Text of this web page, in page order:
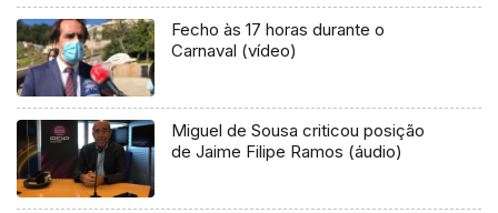
Fecho às 17 horas durante o
Carnaval (vídeo)
Miguel de Sousa criticou posição
de Jaime Filipe Ramos (áudio)